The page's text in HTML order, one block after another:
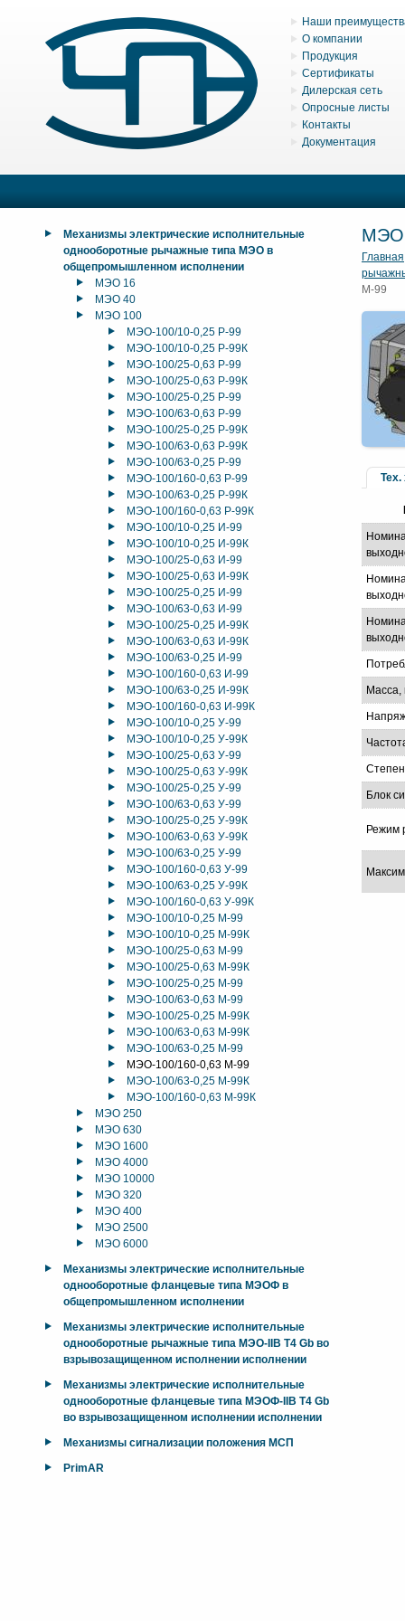
Наши
О компании
Продукция
Сертификаты
Дилерская сеть
Опросные листы
Контакты
Документация
Механизмы электрические исполнительные
однооборотные рычажные типа МЭО в
общепромышленном исполнении
МЭО 16
МЭО 40
МЭО 100
МЭО-100/10-0,25 Р-99
МЭО-100/10-0,25 Р-99К
МЭО-100/25-0,63 Р-99
МЭО-100/25-0,63 Р-99К
МЭО-100/25-0,25 Р-99
МЭО-100/63-0,63 Р-99
МЭО-100/25-0,25 Р-99К
МЭО-100/63-0,63 Р-99К
МЭО-100/63-0,25 Р-99
МЭО-100/160-0,63 Р-99
МЭО-100/63-0,25 Р-99К
МЭО-100/160-0,63 Р-99К
МЭО-100/10-0,25 И-99
МЭО-100/10-0,25 И-99К
МЭО-100/25-0,63 И-99
МЭО-100/25-0,63 И-99К
МЭО-100/25-0,25 И-99
МЭО-100/63-0,63 И-99
МЭО-100/25-0,25 И-99К
МЭО-100/63-0,63 И-99К
МЭО-100/63-0,25 И-99
МЭО-100/160-0,63 И-99
МЭО-100/63-0,25 И-99К
МЭО-100/160-0,63 И-99К
МЭО-100/10-0,25 У-99
МЭО-100/10-0,25 У-99К
МЭО-100/25-0,63 У-99
МЭО-100/25-0,63 У-99К
МЭО-100/25-0,25 У-99
МЭО-100/63-0,63 У-99
МЭО-100/25-0,25 У-99К
МЭО-100/63-0,63 У-99К
МЭО-100/63-0,25 У-99
МЭО-100/160-0,63 У-99
МЭО-100/63-0,25 У-99К
МЭО-100/160-0,63 У-99К
МЭО-100/10-0,25 М-99
МЭО-100/10-0,25 М-99К
МЭО-100/25-0,63 М-99
МЭО-100/25-0,63 М-99К
МЭО-100/25-0,25 М-99
МЭО-100/63-0,63 М-99
МЭО-100/25-0,25 М-99К
МЭО-100/63-0,63 М-99К
МЭО-100/63-0,25 М-99
МЭО-100/160-0,63 М-99
МЭО-100/63-0,25 М-99К
МЭО-100/160-0,63 М-99К
МЭО 250
МЭО 630
МЭО 1600
МЭО 4000
МЭО 10000
МЭО 320
МЭО 400
МЭО 2500
МЭО 6000
Механизмы электрические исполнительные
однооборотные фланцевые типа МЭОФ в
общепромышленном исполнении
Механизмы электрические исполнительные
однооборотные рычажные типа МЭО-IIB T4 Gb во
взрывозащищенном исполнении исполнении
Механизмы электрические исполнительные
однооборотные фланцевые типа МЭОФ-IIB T4 Gb
во взрывозащищенном исполнении исполнении
Механизмы сигнализации положения МСП
PrimAR
МЭО
Главная
М-99
Тех.
Масса,
Блок
Режим